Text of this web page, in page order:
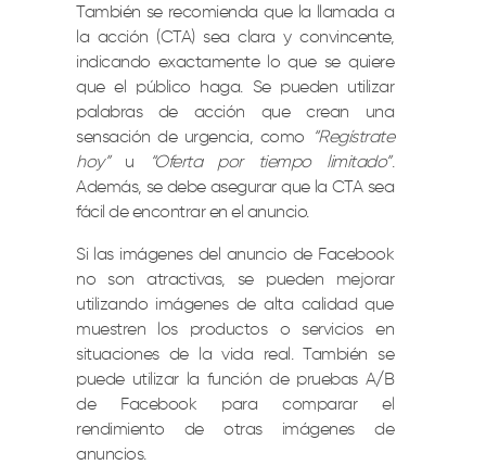
También se recomienda que la llamada a
la acción (CTA) sea clara y convincente,
indicando exactamente lo que se quiere
que el público haga. Se pueden utilizar
palabras de acción que crean una
sensación de urgencia, como
“Regístrate
hoy”u “Oferta por tiempo limitado”.
Además, se debe asegurar que la CTA sea
fácil de encontrar en el anuncio.
Si las imágenes del anuncio de Facebook
no son atractivas, se pueden mejorar
utilizando imágenes de alta calidad que
muestren los productos o servicios en
situaciones de la vida real. También se
puede utilizar la función de pruebas A/B
de Facebook para comparar el
rendimiento de otras imágenes de
anuncios.